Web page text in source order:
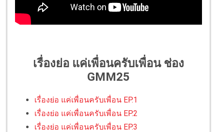
เรื่องย่อ แค่เพื่อนครับเพื่อน ช่อง
GMM25
เรื่องย่อ แค่เพื่อนครับเพื่อน EP.1
เรื่องย่อ แค่เพื่อนครับเพื่อน EP.2
เรื่องย่อ แค่เพื่อนครับเพื่อน EP.3